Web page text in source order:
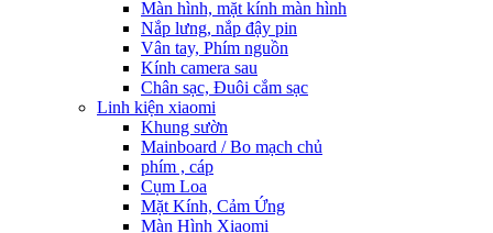
Màn hình, mặt kính màn hình
Nắp lưng, nắp đậy pin
Vân tay, Phím nguồn
Kính camera sau
Chân sạc, Đuôi cắm sạc
Linh kiện xiaomi
Khung sườn
Mainboard / Bo mạch chủ
phím , cáp
Cụm Loa
Mặt Kính, Cảm Ứng
Màn Hình Xiaomi